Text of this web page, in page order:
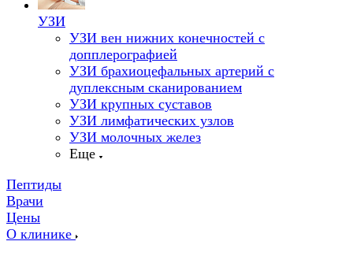
УЗИ
УЗИ вен нижних конечностей с
допплерографией
УЗИ брахиоцефальных артерий с
дуплексным сканированием
УЗИ крупных суставов
УЗИ лимфатических узлов
УЗИ молочных желез
Еще
Пептиды
Врачи
Цены
О клинике